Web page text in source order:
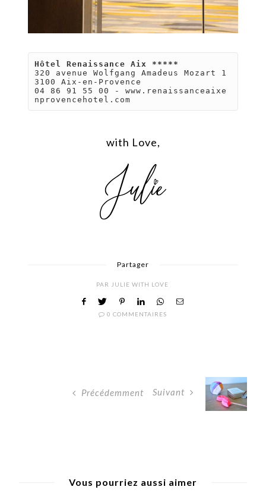
Hôtel Renaissance Aix *****
320 avenue Wolfgang Amadeus Mozart 1
3100 Aix-en-Provence
04 86 91 55 00 - www.renaissanceaixe
nprovencehotel.com
with Love,
Partager
PAR JULIE WITH LOVE
0 COMMENTAIRES
Précédemment Suivant
Vous pourriez aussi aimer